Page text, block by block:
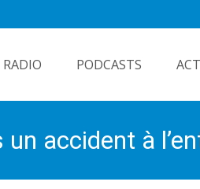
RADIO PODCASTS
accident à